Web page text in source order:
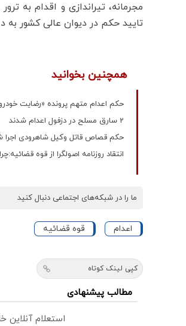
مجرمانه، تیراندازی و اقدام به
تایید حکم در دیوان عالی کشور به
همچنین بخوانید
حکم اعدام متهم پرونده «رضایت
2 سارق مسلح در دزفول اعدام شدند
حکم قصاص قاتل وکیل شاهرودی اجرا
انتقاد روزنامه اصولگرا از قوه
ما را در شبکه‌های اجتماعی دنبال کنید
اعدام قوه قضائيه
کپی لینک کوتاه
مطالب پیشنهادی
استعلام